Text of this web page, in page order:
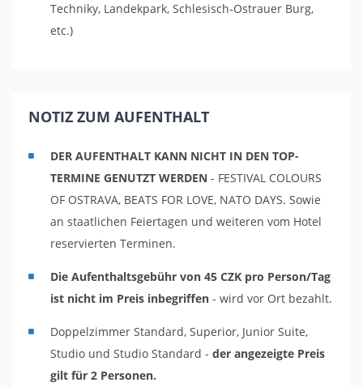
Techniky, Landekpark, Schlesisch-Ostrauer Burg,
etc.)
NOTIZ ZUM AUFENTHALT
DER AUFENTHALT KANN NICHT IN DEN TOP-
TERMINE GENUTZT WERDEN - FESTIVAL COLOURS
OF OSTRAVA, BEATS FOR LOVE, NATO DAYS. Sowie
an staatlichen Feiertagen und weiteren vom Hotel
reservierten Terminen.
Die Aufenthaltsgebühr von 45 CZK pro Person/Tag
ist nicht im Preis inbegriffen - wird vor Ort bezahlt.
Doppelzimmer Standard, Superior, Junior Suite,
Studio und Studio Standard - der angezeigte Preis
gilt für 2 Personen.